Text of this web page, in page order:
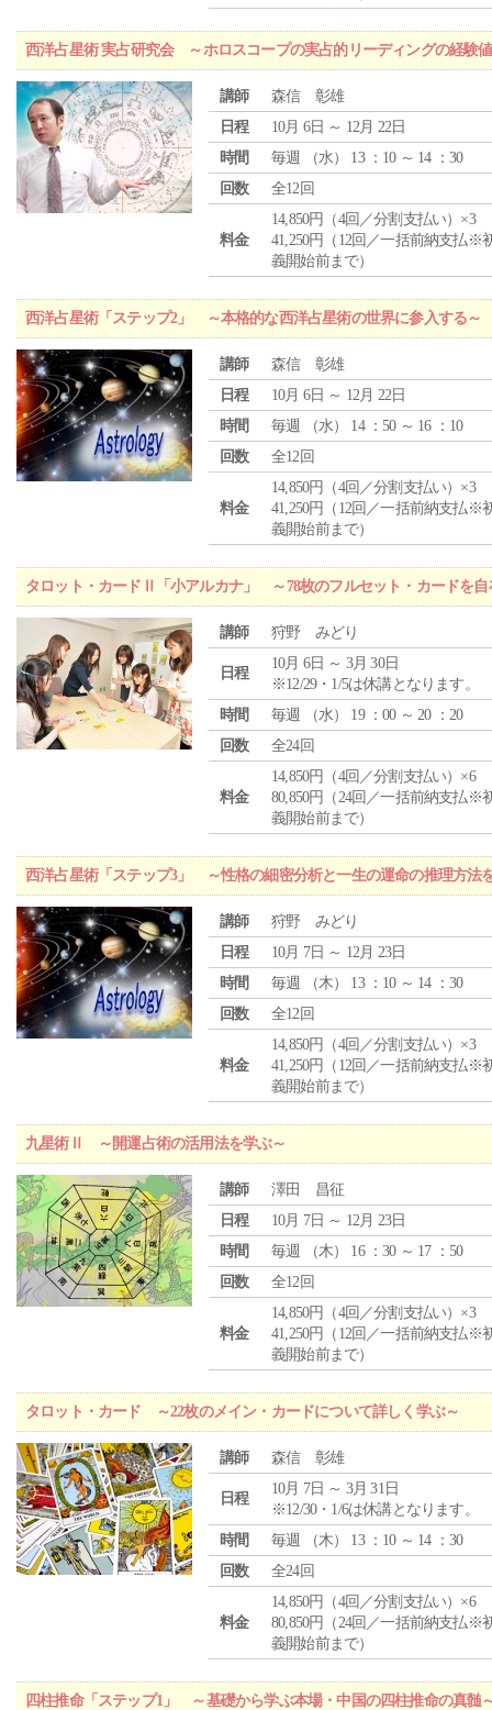
西洋占星術 実占研究会 ～ホロスコープの実占的リーディングの経験
講師
森信 彰雄
日程
10月 6日 ～ 12月 22日
時間
毎週 （水） 13 ：10 ～ 14 ：30
回数
全12回
料金
14,850円（4回／分割支払い）×3
41,250円（12回／一括前納支払※
義開始前まで）
西洋占星術「ステップ2」 ～本格的な西洋占星術の世界に参入する～
講師
森信 彰雄
日程
10月 6日 ～ 12月 22日
時間
毎週 （水） 14 ：50 ～ 16 ：10
回数
全12回
料金
14,850円（4回／分割支払い）×3
41,250円（12回／一括前納支払※
義開始前まで）
タロット・カードⅡ「小アルカナ」 ～78枚のフルセット・カードを自
講師 狩野 みどり
日程
10月 6日 ～ 3月 30日
※12/29・1/5は休講となります。
時間
毎週 （水） 19 ：00 ～ 20 ：20
回数
全24回
料金
14,850円（4回／分割支払い）×6
80,850円（24回／一括前納支払※
義開始前まで）
西洋占星術「ステップ3」 ～性格の細密分析と一生の運命の推理方法
講師
狩野 みどり
日程
10月 7日 ～ 12月 23日
時間
毎週 （木） 13 ：10 ～ 14 ：30
回数
全12回
料金
14,850円（4回／分割支払い）×3
41,250円（12回／一括前納支払※
義開始前まで）
九星術Ⅱ ～開運占術の活用法を学ぶ～
講師
澤田 昌征
日程
10月 7日 ～ 12月 23日
時間
毎週 （木） 16 ：30 ～ 17 ：50
回数
全12回
料金
14,850円（4回／分割支払い）×3
41,250円（12回／一括前納支払※
義開始前まで）
タロット・カード ～22枚のメイン・カードについて詳しく学ぶ～
講師 森信 彰雄
日程
10月 7日 ～ 3月 31日
※12/30・1/6は休講となります。
時間
毎週 （木） 13 ：10 ～ 14 ：30
回数
全24回
料金
14,850円（4回／分割支払い）×6
80,850円（24回／一括前納支払※
義開始前まで）
四柱推命「ステップ1」 ～基礎から学ぶ本場・中国の四柱推命の真髄